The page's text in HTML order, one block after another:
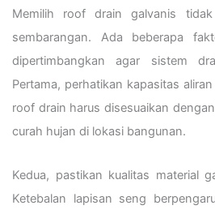
Memilih roof drain galvanis
sembarangan. Ada beberapa
dipertimbangkan agar sistem
Pertama, perhatikan kapasitas
roof drain harus disesuaikan
curah hujan di lokasi bangunan.
Kedua, pastikan kualitas material
Ketebalan lapisan seng